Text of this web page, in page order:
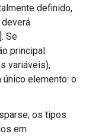
definido,
Se
principal
variáveis),
elemento: o
os tipos
em